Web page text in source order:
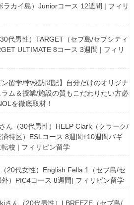
ラカイ島）Juniorコース 12週間 | フィリ
代男性）TARGET（セブ島/セブシティ
ULTIMATE 8コース 3週間 | フィリ
ン留学/学校訪問記】自分だけのオリジナ
ラム＆授業/施設の質もこだわりたい方必
を徹底取材！
ん（30代男性）HELP Clark（クラーク/
特区）ESLコース 8週間+10週間バギ
校 | フィリピン留学
20代女性）English Fella 1（セブ島/セ
）PIC4コース 8週間| フィリピン留学
さん（20代男性）I.BREEZE（セブ島/